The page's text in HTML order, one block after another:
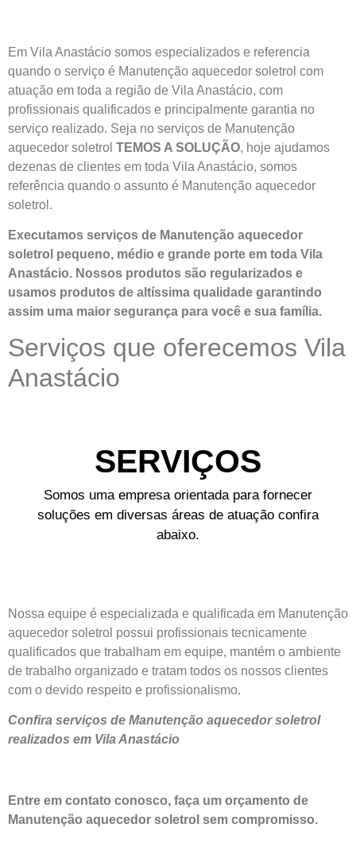
Em Vila Anastácio somos especializados e referencia
quando o serviço é Manutenção aquecedor soletrol com
atuação em toda a região de Vila Anastácio, com
profissionais qualificados e principalmente garantia no
serviço realizado. Seja no serviços de Manutenção
aquecedor soletrol TEMOS A SOLUÇÃO, hoje ajudamos
dezenas de clientes em toda Vila Anastácio, somos
referência quando o assunto é Manutenção aquecedor
soletrol.
Executamos serviços de Manutenção aquecedor
soletrol pequeno, médio e grande porte em toda Vila
Anastácio. Nossos produtos são regularizados e
usamos produtos de altíssima qualidade garantindo
assim uma maior segurança para você e sua família.
Serviços que oferecemos Vila
Anastácio
SERVIÇOS
Somos uma empresa orientada para fornecer
soluções em diversas áreas de atuação confira
abaixo.
Nossa equipe é especializada e qualificada em Manutenção
aquecedor soletrol possui profissionais tecnicamente
qualificados que trabalham em equipe, mantém o ambiente
de trabalho organizado e tratam todos os nossos clientes
com o devido respeito e profissionalismo.
Confira serviços de Manutenção aquecedor soletrol
realizados em Vila Anastácio
Entre em contato conosco, faça um orçamento de
Manutenção aquecedor soletrol sem compromisso.